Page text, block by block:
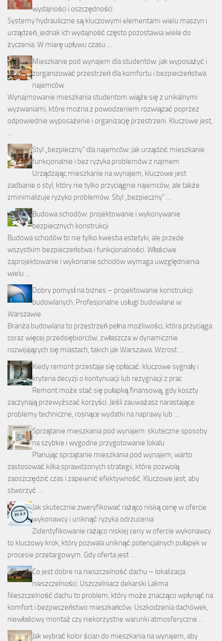
wydajności i oszczędności
Systemy hydrauliczne są kluczowymi elementami wielu maszyn i
urządzeń, jednak ich wydajność często pozostawia wiele do
życzenia. W miarę upływu czasu …
Mieszkanie pod wynajem dla studentów: jak wyposażyć i
zorganizować przestrzeń dla komfortu i bezpieczeństwa
najemców
Wynajmowanie mieszkania studentom wiąże się z unikalnymi
wyzwaniami, które można z powodzeniem rozwiązać poprzez
odpowiednie wyposażenie i organizację przestrzeni. Kluczowe jest,
…
Styl „bezpieczny” dla najemców: jak urządzić mieszkanie
funkcjonalnie i bez ryzyka problemów z najmem
Urządzając mieszkanie na wynajem, kluczowe jest
zadbanie o styl, który nie tylko przyciągnie najemców, ale także
zminimalizuje ryzyko problemów. Styl „bezpieczny” …
Budowa schodów: projektowanie i wykonywanie
bezpiecznych konstrukcji
Budowa schodów to nie tylko kwestia estetyki, ale przede
wszystkim bezpieczeństwa i funkcjonalności. Właściwe
zaprojektowanie i wykonanie schodów wymaga uwzględnienia
wielu …
Dobry pomysł na biznes – projektowanie konstrukcji
budowlanych. Profesjonalne usługi budowlane w
Warszawie
Branża budowlana to przestrzeń pełna możliwości, która przyciąga
coraz więcej przedsiębiorców, zwłaszcza w dynamicznie
rozwijających się miastach, takich jak Warszawa. Wzrost …
Kiedy remont przestaje się opłacać: kluczowe sygnały i
kryteria decyzji o kontynuacji lub rezygnacji z prac
Remont może stać się pułapką finansową, gdy koszty
zaczynają przewyższać korzyści. Jeśli zauważasz narastające
problemy techniczne, rosnące wydatki na naprawy lub …
Sprzątanie mieszkania pod wynajem: skuteczne sposoby
na szybkie i wygodne przygotowanie lokalu
Planując sprzątanie mieszkania pod wynajem, warto
zastosować kilka sprawdzonych strategii, które pozwolą
zaoszczędzić czas i zapewnić efektywność. Kluczowe jest, aby
stworzyć …
Jak skutecznie zweryfikować rażąco niską cenę w ofercie
wykonawcy i uniknąć ryzyka odrzucenia
Zidentyfikowanie rażąco niskiej ceny w ofercie wykonawcy
to kluczowy krok, który pozwala uniknąć potencjalnych pułapek w
procesie przetargowym. Gdy oferta jest …
Co jest dobre na nieszczelność dachu – lokalizacja
nieszczelności. Uszczelniacz dekarski Lakma
Nieszczelność dachu to problem, który może znacząco wpłynąć na
komfort i bezpieczeństwo mieszkańców. Uszkodzenia dachówek,
niewłaściwy montaż czy niekorzystne warunki atmosferyczne …
Jak wybrać kolor ścian do mieszkania na wynajem, aby